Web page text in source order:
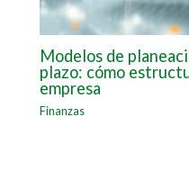
Modelos de
plazo: cómo
empresa
Finanzas